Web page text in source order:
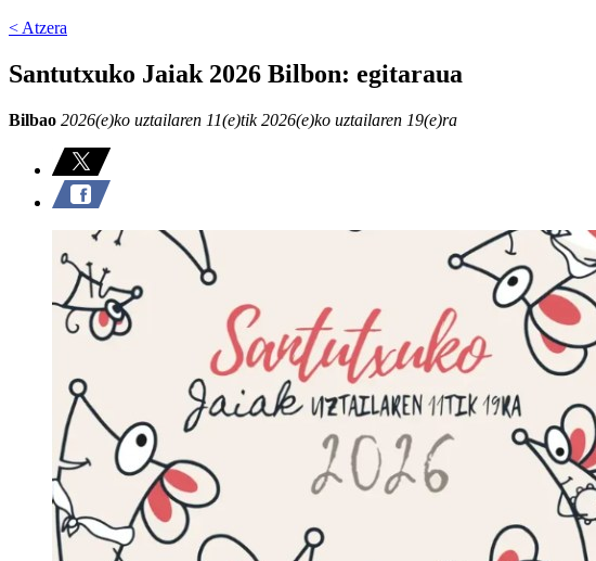
< Atzera
Santutxuko Jaiak 2026 Bilbon: egitaraua
Bilbao 2026(e)ko uztailaren 11(e)tik 2026(e)ko uztailaren 19(e)ra